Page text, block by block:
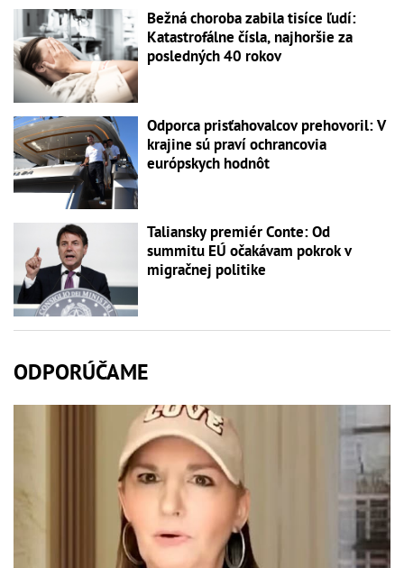
Bežná choroba zabila tisíce ľudí:
Katastrofálne čísla, najhoršie za
posledných 40 rokov
Odporca prisťahovalcov prehovoril: V
krajine sú praví ochrancovia
európskych hodnôt
Taliansky premiér Conte: Od
summitu EÚ očakávam pokrok v
migračnej politike
ODPORÚČAME